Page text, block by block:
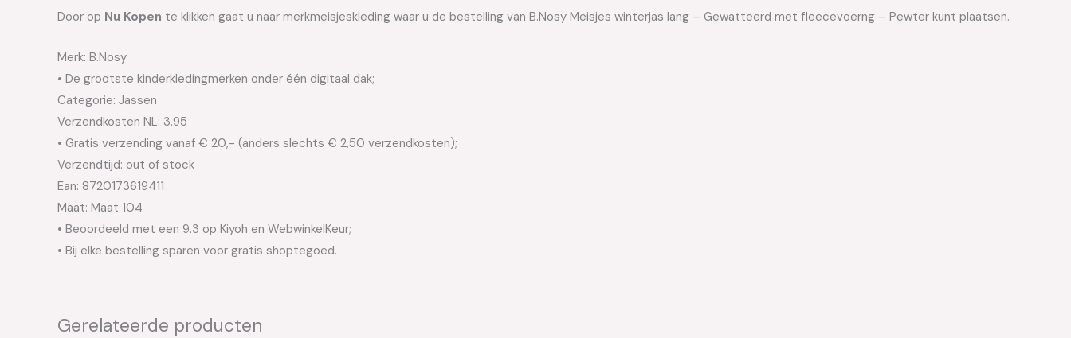
Door op Nu Kopen te klikken gaat u naar merkmeisjeskleding waar u de bestelling van B.Nosy Meisjes winterjas lang – Gewatteerd met fleecevoerng – Pewter kunt plaatsen.
Merk: B.Nosy
• De grootste kinderkledingmerken onder één digitaal dak;
Categorie: Jassen
Verzendkosten NL: 3.95
• Gratis verzending vanaf € 20,- (anders slechts € 2,50 verzendkosten);
Verzendtijd: out of stock
Ean: 8720173619411
Maat: Maat 104
• Beoordeeld met een 9.3 op Kiyoh en WebwinkelKeur;
• Bij elke bestelling sparen voor gratis shoptegoed.
Gerelateerde producten